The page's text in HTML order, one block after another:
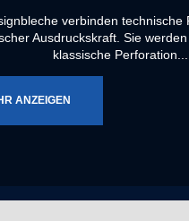
verbinden technische
Ausdruckskraft. Sie
klassische Perforation...
ANZEIGEN